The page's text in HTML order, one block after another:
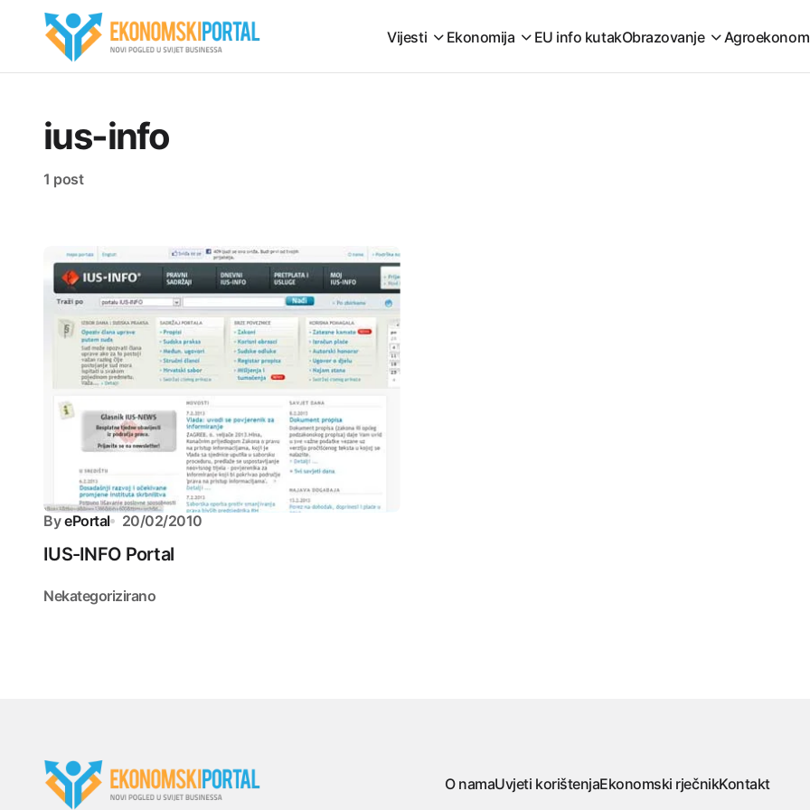
Vijesti Ekonomija EU info kutakObrazovanje
ius-info
1 post
By ePortal 20/02/2010
IUS-INFO Portal
Nekategorizirano
O namaUvjeti korištenjaEkonomski rječnikKontakt